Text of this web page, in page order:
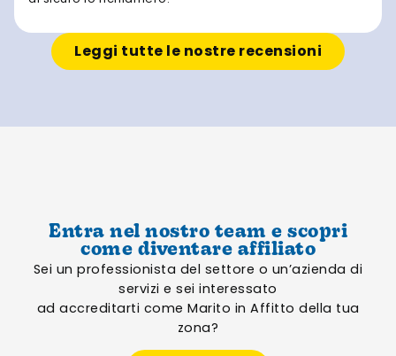
Leggi tutte le nostre recensioni
Entra nel nostro team e scopri
come diventare affiliato
Sei un professionista del settore o un’azienda di
servizi e sei interessato
ad accreditarti come Marito in Affitto della tua
zona?